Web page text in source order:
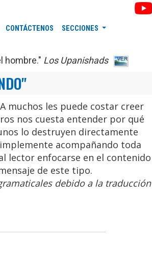
CONTÁCTENOS SECCIONES
hombre." Los Upanishads
muchos les puede costar creer
nos cuesta entender por qué
lo destruyen directamente
acompañando toda
lector enfocarse en el contenido
de este tipo.
debido a la traducción